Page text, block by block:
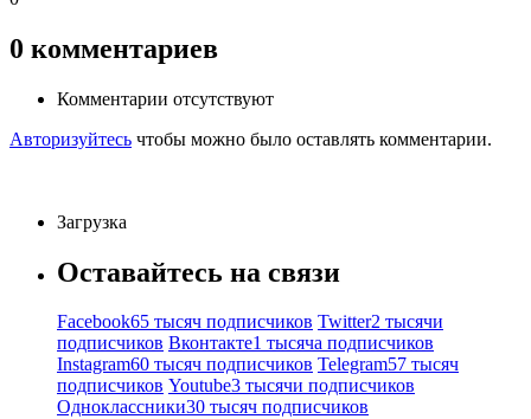
0 комментариев
Комментарии отсутствуют
Авторизуйтесь чтобы можно было оставлять комментарии.
Загрузка
Оставайтесь на связи
Facebook65 тысяч подписчиков Twitter2 тысячи
подписчиков Вконтакте1 тысяча подписчиков
Instagram60 тысяч подписчиков Telegram57 тысяч
подписчиков Youtube3 тысячи подписчиков
Одноклассники30 тысяч подписчиков